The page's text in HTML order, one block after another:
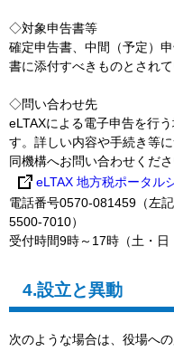
◇対象申告書等
確定申告書、中間（予定）
書に添付すべきものとされ
◇問い合わせ先
eLTAXによる電子申告を行
す。詳しい内容や手続き等
同機構へお問い合わせくださ
eLTAX 地方税ポータル
電話番号0570-081459（左
5500-7010）
受付時間9時～17時（土・日
4.設立と異動
次のような場合は、役場への